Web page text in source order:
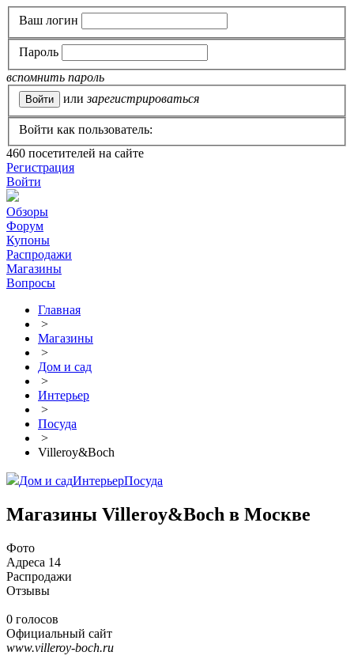
Ваш логин
Пароль
вспомнить пароль
или зарегистрироваться
Войти как пользователь:
460 посетителей на сайте
Регистрация
Войти
Обзоры
Форум
Купоны
Распродажи
Магазины
Вопросы
Главная
>
Магазины
>
Дом и сад
>
Интерьер
>
Посуда
>
Villeroy&Boch
Дом и садИнтерьерПосуда
Магазины Villeroy&Boch в Москве
Фото
Адреса 14
Распродажи
Отзывы
0 голосов
Официальный сайт
www.villeroy-boch.ru